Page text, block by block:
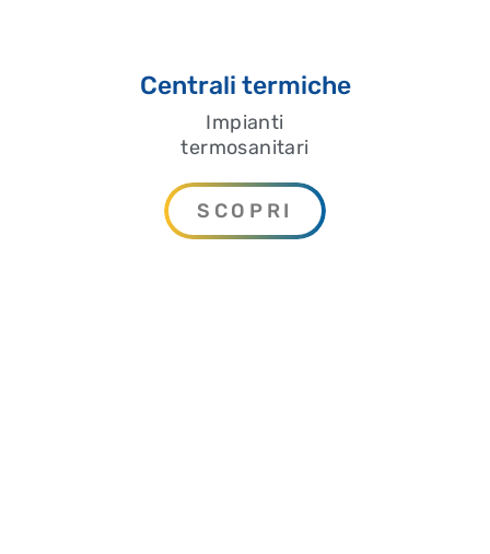
Centrali termiche
Impianti
termosanitari
SCOPRI